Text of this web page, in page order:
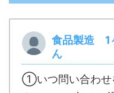
食品製造 1
ん
①いつ問い合わせ